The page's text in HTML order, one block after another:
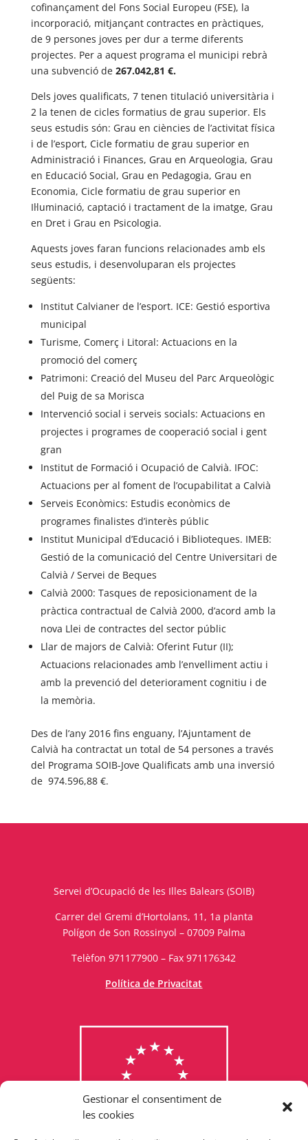
Gestionar el consentiment de
les cookies
cofinançament del Fons Social Europeu (FSE), la
incorporació, mitjançant contractes en pràctiques,
de 9 persones joves per dur a terme diferents
projectes. Per a aquest programa el municipi rebrà
una subvenció de267.042,81 €.
Dels joves qualificats, 7 tenen titulació universitària i
2 la tenen de cicles formatius de grau superior. Els
seus estudis són: Grau en ciències de l’activitat física
i de l’esport, Cicle formatiu de grau superior en
Administració i Finances, Grau en Arqueologia, Grau
en Educació Social, Grau en Pedagogia, Grau en
Economia, Cicle formatiu de grau superior en
Il·luminació, captació i tractament de la imatge, Grau
en Dret i Grau en Psicologia.
Aquests joves faran funcions relacionades amb els
seus estudis, i desenvoluparan els projectes
següents:
Institut Calvianer de l’esport. ICE: Gestió esportiva
municipal
Turisme, Comerç i Litoral: Actuacions en la
promoció del comerç
Patrimoni: Creació del Museu del Parc Arqueològic
del Puig de sa Morisca
Intervenció social i serveis socials: Actuacions en
projectes i programes de cooperació social i gent
gran
Institut de Formació i Ocupació de Calvià. IFOC:
Actuacions per al foment de l’ocupabilitat a Calvià
Serveis Econòmics: Estudis econòmics de
programes finalistes d’interès públic
Institut Municipal d’Educació i Biblioteques. IMEB:
Gestió de la comunicació del Centre Universitari de
Calvià / Servei de Beques
Calvià 2000: Tasques de reposicionament de la
pràctica contractual de Calvià 2000, d’acord amb la
nova Llei de contractes del sector públic
Llar de majors de Calvià: Oferint Futur (II);
Actuacions relacionades amb l’envelliment actiu i
amb la prevenció del deteriorament cognitiu i de
la memòria.
Des de l’any 2016 fins enguany, l’Ajuntament de
Calvià ha contractat un total de 54 persones a través
del Programa SOIB-Jove Qualificats amb una inversió
de 974.596,88 €.
Servei d’Ocupació de les Illes Balears (SOIB)
Carrer del Gremi d’Hortolans, 11, 1a planta
Polígon de Son Rossinyol – 07009 Palma
Telèfon 971177900 – Fax 971176342
Política de Privacitat